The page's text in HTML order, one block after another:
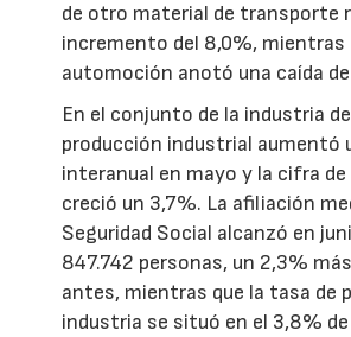
de otro material de transporte
incremento del 8,0%, mientras
automoción anotó una caída
En el conjunto de la industria
producción industrial aumentó
interanual en mayo y la cifra
creció un 3,7%. La afiliación
Seguridad Social alcanzó en
847.742 personas, un 2,3%
antes, mientras que la tasa de
industria se situó en el 3,8%